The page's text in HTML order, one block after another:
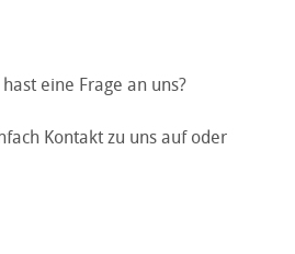
eine Frage an uns?
Kontakt zu uns auf oder